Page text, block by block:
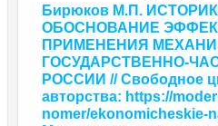
Бирюков М.П.
ОБОСНОВАНИЕ
ПРИМЕНЕНИЯ
ГОСУДАРСТВЕННО-
РОССИИ // Свободное
авторства: https://
nomer/ekonomicheskie-